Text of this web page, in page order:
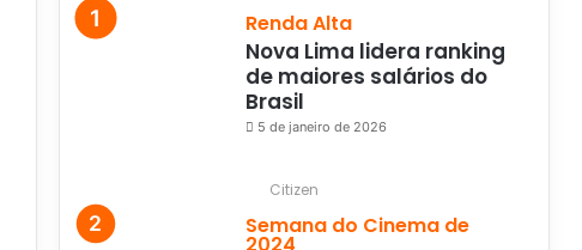
Renda Alta
Nova Lima lidera ranking
de maiores salários do
Brasil
5 de janeiro de 2026
Citizen
Semana do Cinema de
2024